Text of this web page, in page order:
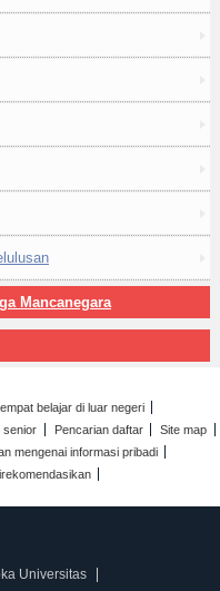
Mancanegara
belajar di luar negeri
senior Pencarian daftar
Site map
mengenai informasi pribadi
Universitas